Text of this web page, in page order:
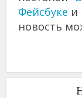
Фейсбуке и
новость